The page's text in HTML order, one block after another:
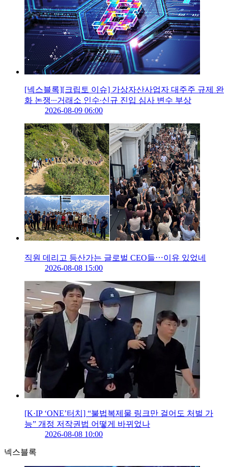
[넥스블록][크립토 이슈] 가상자산사업자 대주주 규제 완
화 논쟁∙∙∙거래소 인수∙신규 진입 심사 변수 부상
2026-08-09 06:00
직원 데리고 등산가는 글로벌 CEO들⋯이유 있었네
2026-08-08 15:00
[K·IP ‘ONE’터치] “불법복제물 링크만 걸어도 처벌 가
능” 개정 저작권법 어떻게 바뀌었나
2026-08-08 10:00
넥스블록